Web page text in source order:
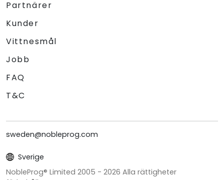
Partnärer
Kunder
Vittnesmål
Jobb
FAQ
T&C
sweden@nobleprog.com
Sverige
NobleProg® Limited 2005 - 2026 Alla rättigheter